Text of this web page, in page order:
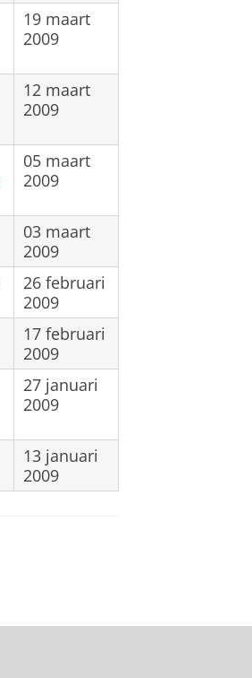
19 maart
2009
12 maart
2009
05 maart
2009
03 maart
2009
26 februari
2009
17 februari
2009
27 januari
2009
13 januari
2009